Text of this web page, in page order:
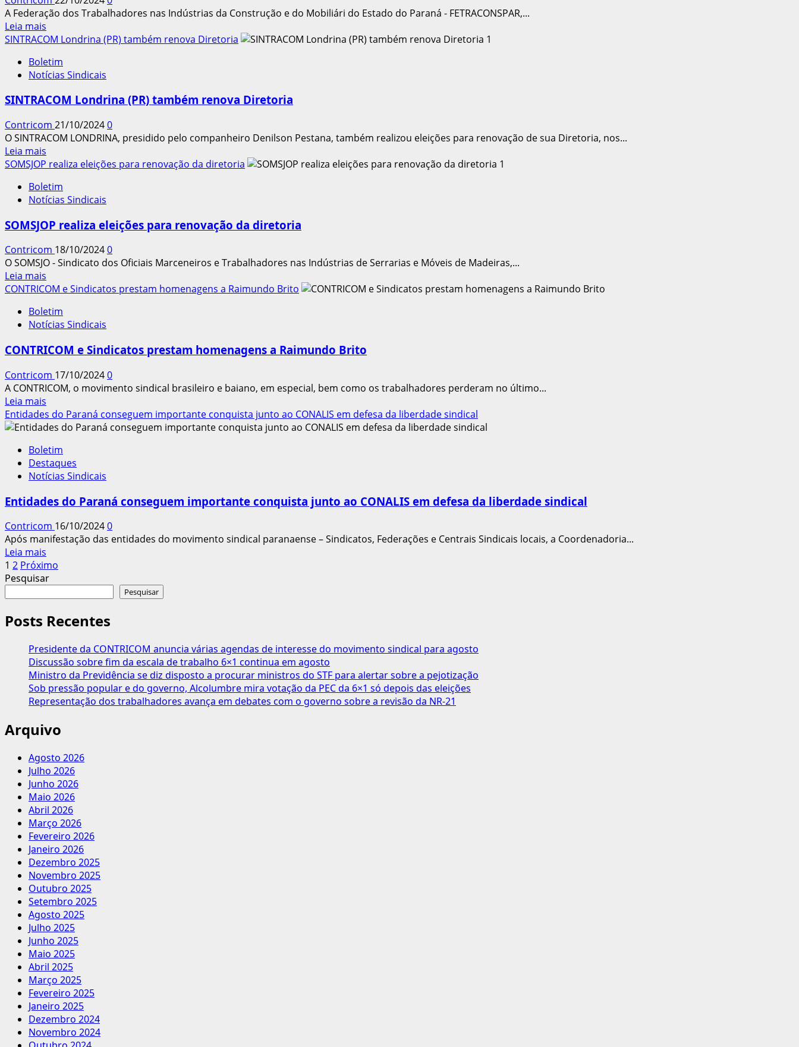
em
Brasília
(DF)
A Federação dos Trabalhadores nas Indústrias da Construção e do Mobiliári do Estado do Paraná - FETRACONSPAR,...
Leia mais
mais
FETRACONSPAR
realiza
para
da
diretoria
(2024/2028)
SINTRACOM Londrina (PR) também renova Diretoria
Boletim
Notícias Sindicais
SINTRACOM Londrina (PR) também renova Diretoria
Contricom 21/10/20240
O SINTRACOM LONDRINA, presidido pelo companheiro Denilson Pestana, também realizou eleições para renovação de sua Diretoria, nos...
Leia mais
mais
SINTRACOM
Londrina
também
Diretoria
SOMSJOP realiza eleições para renovação da diretoria
Boletim
Notícias Sindicais
SOMSJOP realiza eleições para renovação da diretoria
Contricom 18/10/20240
O SOMSJO - Sindicato dos Oficiais Marceneiros e Trabalhadores nas Indústrias de Serrarias e Móveis de Madeiras,...
Leia mais
mais
SOMSJOP
realiza
para
da
diretoria
CONTRICOM e Sindicatos prestam homenagens a Raimundo Brito
Boletim
Notícias Sindicais
CONTRICOM e Sindicatos prestam homenagens a Raimundo Brito
Contricom 17/10/20240
A CONTRICOM, o movimento sindical brasileiro e baiano, em especial, bem como os trabalhadores perderam no último...
Leia mais
mais
sobre
e
Sindicatos
prestam
a
Brito
Entidades do Paraná conseguem importante conquista junto ao CONALIS em defesa da liberdade sindical
Boletim
Destaques
Notícias Sindicais
Entidades do Paraná conseguem importante conquista junto ao CONALIS em defesa da liberdade sindical
Contricom 16/10/20240
Após manifestação das entidades do movimento sindical paranaense – Sindicatos, Federações e Centrais Sindicais locais, a Coordenadoria...
Leia mais
mais
sobre
Paraná
conseguem
importante
conquista
junto
ao
CONALIS
em
da
sindical
Paginação
dos
1 2 Próximo
Pesquisar
Pesquisar
Posts Recentes
Presidente da CONTRICOM anuncia várias agendas de interesse do movimento sindical para agosto
Discussão sobre fim da escala de trabalho 6×1 continua em agosto
Ministro da Previdência se diz disposto a procurar ministros do STF para alertar sobre a pejotização
Sob pressão popular e do governo, Alcolumbre mira votação da PEC da 6×1 só depois das eleições
Representação dos trabalhadores avança em debates com o governo sobre a revisão da NR-21
Arquivo
Agosto 2026
Julho 2026
Junho 2026
Maio 2026
Abril 2026
Março 2026
Fevereiro 2026
Janeiro 2026
Dezembro 2025
Novembro 2025
Outubro 2025
Setembro 2025
Agosto 2025
Julho 2025
Junho 2025
Maio 2025
Abril 2025
Março 2025
Fevereiro 2025
Janeiro 2025
Dezembro 2024
Novembro 2024